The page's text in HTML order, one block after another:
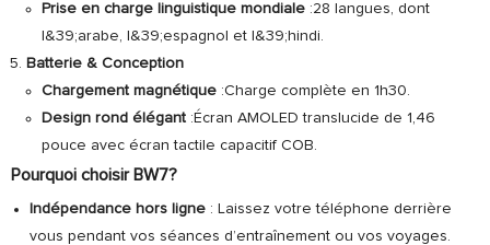
Prise en charge linguistique mondiale :28 langues, dont
l&39;arabe, l&39;espagnol et l&39;hindi.
Batterie & Conception
Chargement magnétique :Charge complète en 1h30.
Design rond élégant :Écran AMOLED translucide de 1,46
pouce avec écran tactile capacitif COB.
Pourquoi choisir BW7?
Indépendance hors ligne : Laissez votre téléphone derrière
vous pendant vos séances d’entraînement ou vos voyages.